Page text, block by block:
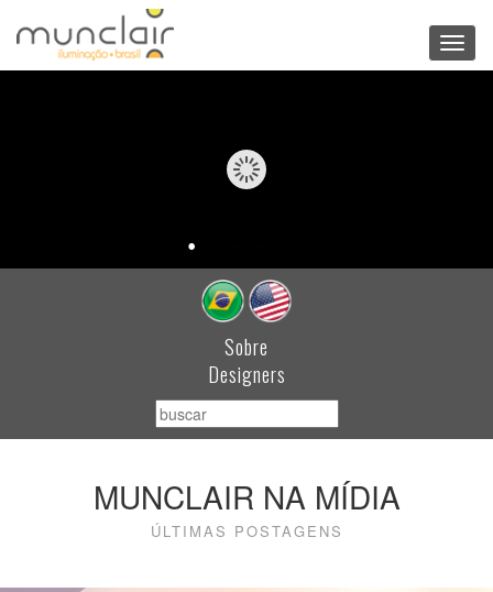
Sobre
Designers
MUNCLAIR NA MÍDIA
ÚLTIMAS POSTAGENS